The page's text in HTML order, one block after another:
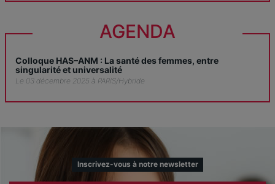
AGENDA
Colloque HAS–ANM : La santé des femmes, entre
singularité et universalité
Le 03 décembre 2025 à PARIS/Hybride
Inscrivez-vous à notre newsletter